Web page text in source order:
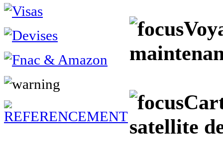
satellite